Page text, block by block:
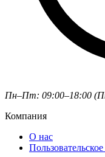
Пн–Пт: 09:00–18:00
Компания
О нас